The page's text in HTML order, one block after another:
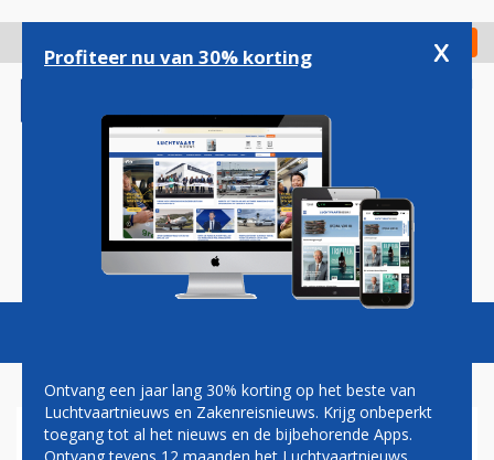
gaan
Check in
Magazine Podcasts Vacatures
Profiteer nu van 30% korting x
Ontvang een jaar lang 30% korting op het beste van
Luchtvaartnieuws en Zakenreisnieuws. Krijg onbeperkt
toegang tot al het nieuws en de bijbehorende Apps.